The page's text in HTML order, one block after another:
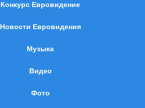
Конкурс Евровидение
Новости Евровидения
Музыка
Видео
Фото